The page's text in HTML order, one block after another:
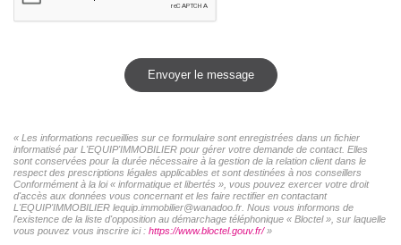
Envoyer le message
« Les informations recueillies sur ce formulaire sont enregistrées dans un fichier
informatisé par L'EQUIP'IMMOBILIER pour gérer votre demande de contact. Elles
sont conservées pour la durée nécessaire à la gestion de la relation client dans le
respect des prescriptions légales applicables et sont destinées à nos conseillers
Conformément à la loi « informatique et libertés », vous pouvez exercer votre droit
d'accès aux données vous concernant et les faire rectifier en contactant
L'EQUIP'IMMOBILIER lequip.immobilier@wanadoo.fr. Nous vous informons de
l'existence de la liste d'opposition au démarchage téléphonique « Bloctel », sur laquelle
vous pouvez vous inscrire ici : https://www.bloctel.gouv.fr/»